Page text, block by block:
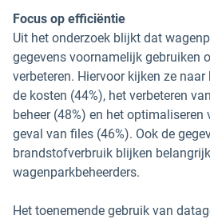
Focus op efficiëntie
Uit het onderzoek blijkt dat
gegevens voornamelijk gebruiken
verbeteren. Hiervoor kijken ze
de kosten (44%), het verbeteren
beheer (48%) en het optimaliseren
geval van files (46%). Ook de
brandstofverbruik blijken
wagenparkbeheerders.
Het toenemende gebruik van